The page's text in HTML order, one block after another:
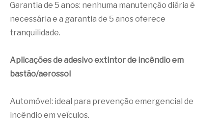
Garantia de 5 anos: nenhuma manutenção diária é
necessária e a garantia de 5 anos oferece
tranquilidade.
Aplicações de adesivo extintor de incêndio em
bastão/aerossol
Automóvel: ideal para prevenção emergencial de
incêndio em veículos.